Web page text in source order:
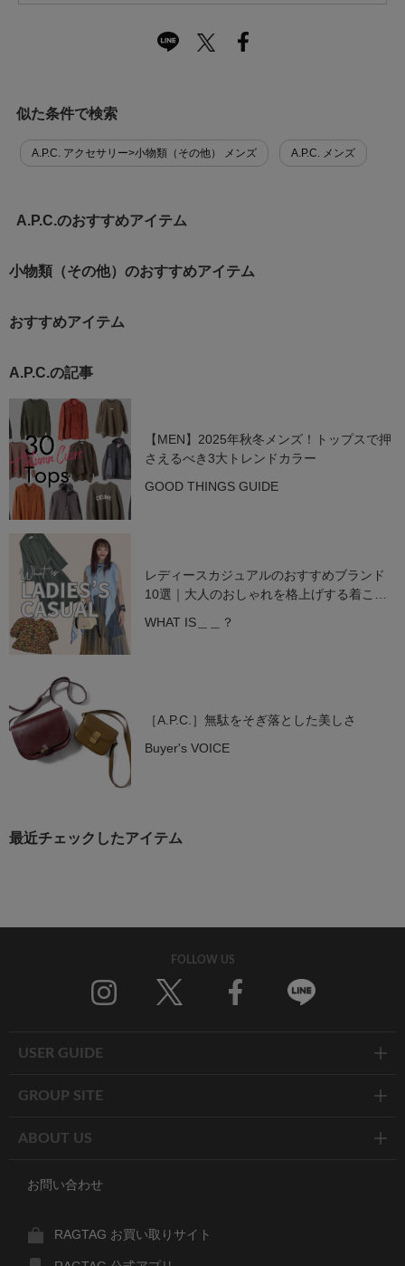
似た条件で検索
A.P.C. アクセサリー>小物類（その他） メンズ A.P.C. メンズ
A.P.C.のおすすめアイテム
小物類（その他）のおすすめアイテム
おすすめアイテム
A.P.C.の記事
【MEN】2025年秋冬メンズ！トップスで押
さえるべき3大トレンドカラー
GOOD THINGS GUIDE
レディースカジュアルのおすすめブランド
10選｜大人のおしゃれを格上げする着こな
WHAT IS＿＿？
［A.P.C.］無駄をそぎ落とした美しさ
Buyer's VOICE
最近チェックしたアイテム
FOLLOW US
USER GUIDE
GROUP SITE
ABOUT US
お問い合わせ
RAGTAG お買い取りサイト